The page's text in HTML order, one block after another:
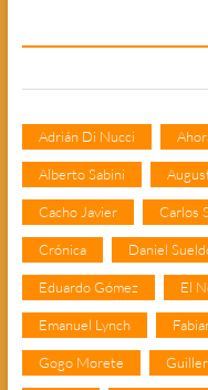
Adrián Di Nucci
Alberto Sabini
Cacho Javier Carlos
Crónica Daniel
Eduardo Gómez El
Emanuel Lynch
Gogo Morete